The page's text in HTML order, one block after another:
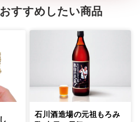
すすめしたい商品
石川酒造場の元祖もろみ